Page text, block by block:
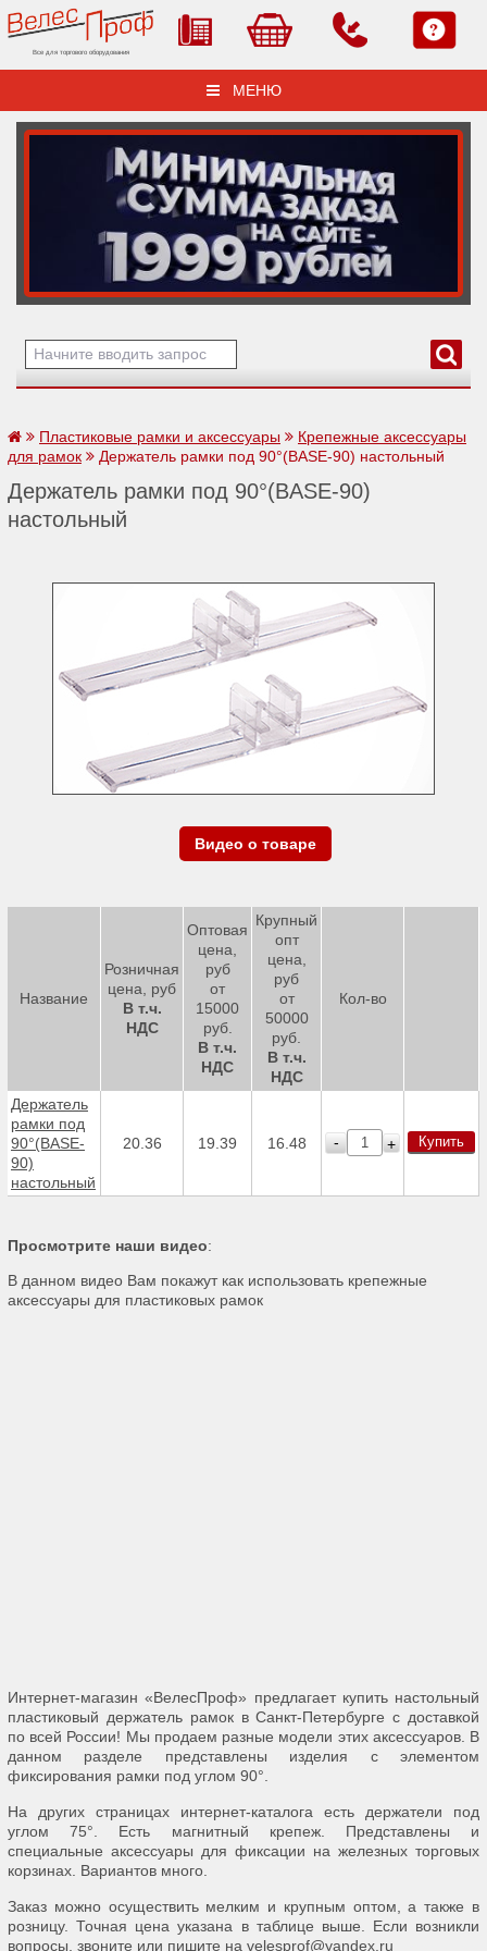
Все для торгового оборудования
МЕНЮ
Пластиковые рамки и аксессуары
Крепежные аксессуары
для рамок
Держатель рамки под 90°(BASE-90) настольный
Держатель рамки под 90°(BASE-90)
настольный
Видео о товаре
Название
Розничная
цена, руб
В т.ч.
НДС
Оптовая
цена,
руб
от
15000
руб.
В т.ч.
НДС
Крупный
опт
цена,
руб
от
50000
руб.
В т.ч.
НДС
Кол-во
Держатель
рамки под
90°(BASE-
90)
настольный
20.36 19.39 16.48 - + Купить
Просмотрите наши видео:
В данном видео Вам покажут как использовать крепежные
аксессуары для пластиковых рамок
Интернет-магазин «ВелесПроф» предлагает купить настольный
пластиковый держатель рамок в Санкт-Петербурге с доставкой
по всей России! Мы продаем разные модели этих аксессуаров. В
данном разделе представлены изделия с элементом
фиксирования рамки под углом 90°.
На других страницах интернет-каталога есть держатели под
углом 75°. Есть магнитный крепеж. Представлены и
специальные аксессуары для фиксации на железных торговых
корзинах. Вариантов много.
Заказ можно осуществить мелким и крупным оптом, а также в
розницу. Точная цена указана в таблице выше. Если возникли
вопросы, звоните или пишите на velesprof@yandex.ru